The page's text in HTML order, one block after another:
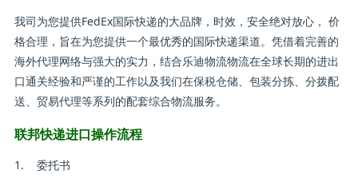
我司为您提供FedEx国际快递的大品牌，时效，安全绝对放心， 价
格合理，旨在为您提供一个最优秀的国际快递渠道。凭借着完善的
海外代理网络与强大的实力，结合乐迪物流物流在全球长期的进出
口通关经验和严谨的工作以及我们在保税仓储、包装分拣、分拨配
送、贸易代理等系列的配套综合物流服务。
联邦快递进口操作流程
1. 委托书